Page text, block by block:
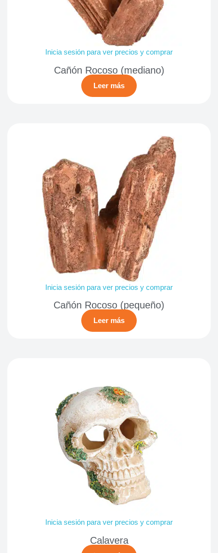
Inicia sesión para ver precios y comprar
Cañón Rocoso (mediano)
Leer más
Inicia sesión para ver precios y comprar
Cañón Rocoso (pequeño)
Leer más
Inicia sesión para ver precios y comprar
Calavera